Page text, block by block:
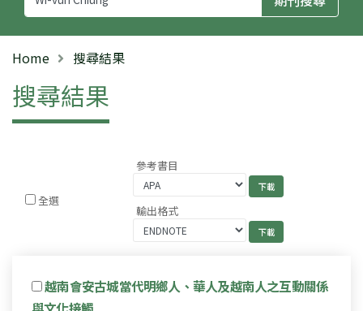
Home 搜尋結果
搜尋結果
全選
參考書目
輸出格式
越南會安古城當代明鄉人、華人及越南人之互動關係
與文化接觸